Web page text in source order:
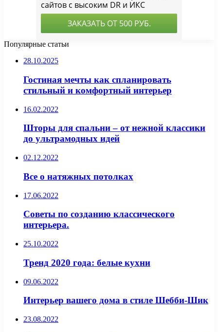
Популярные статьи
28.10.2025
Гостиная мечты как спланировать
стильный и комфортный интерьер
16.02.2022
Шторы для спальни – от нежной классики
до ультрамодных идей
02.12.2022
Все о натяжных потолках
17.06.2022
Советы по созданию классического
интерьера.
25.10.2022
Тренд 2020 года: белые кухни
09.06.2022
Интерьер вашего дома в стиле Шебби-Шик
23.08.2022